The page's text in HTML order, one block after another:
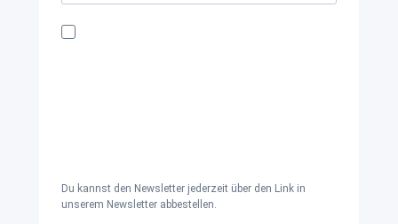
Du kannst den Newsletter jederzeit über den Link in
unserem Newsletter abbestellen.